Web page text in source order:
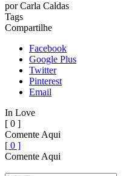
porCarla Caldas
Tags
Compartilhe
Facebook
Google Plus
Twitter
Pinterest
Email
In Love
[ 0 ]
Comente Aqui
[ 0 ]
Comente Aqui